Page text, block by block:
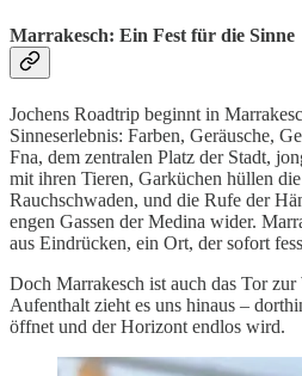
Marrakesch: Ein Fest für die Sinne
Jochens Roadtrip beginnt in
Sinneserlebnis: Farben, Geräusche,
Fna, dem zentralen Platz der Stadt,
mit ihren Tieren, Garküchen hüllen
Rauchschwaden, und die Rufe der
engen Gassen der Medina wider.
aus Eindrücken, ein Ort, der sofort
Doch Marrakesch ist auch das Tor
Aufenthalt zieht es uns hinaus –
öffnet und der Horizont endlos wird.